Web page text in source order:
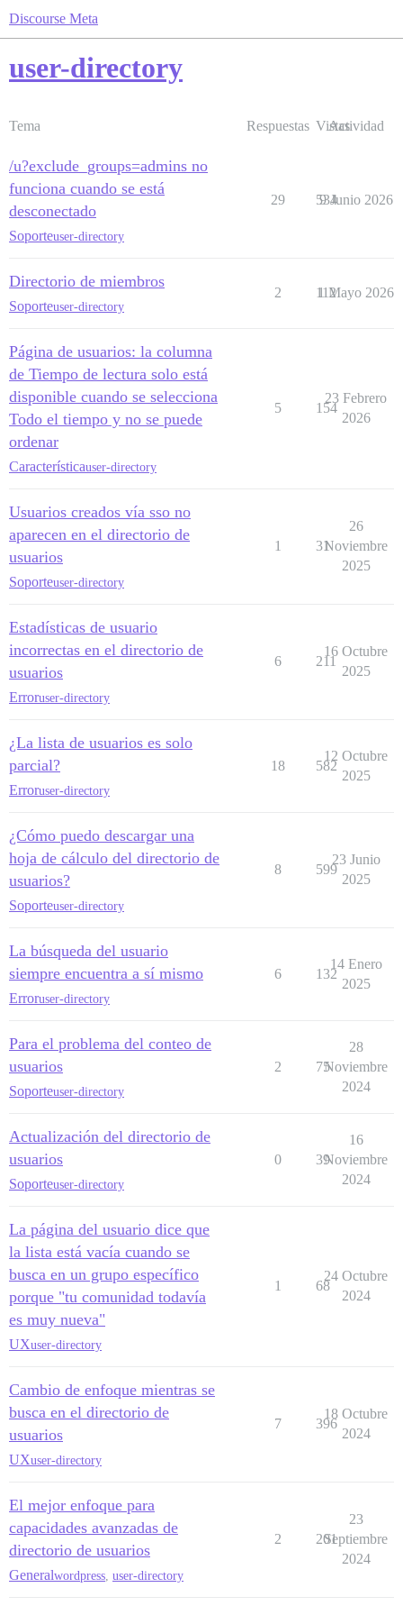
Discourse Meta
user-directory
Tema Respuestas Vistas
Actividad
/u?exclude_groups=admins no
funciona cuando se está
desconectado
Soporteuser-directory
29 534
9 Junio 2026
Directorio de miembros
Soporteuser-directory
2 112
1 Mayo 2026
Página de usuarios: la columna
de Tiempo de lectura solo está
disponible cuando se selecciona
Todo el tiempo y no se puede
ordenar
Característicauser-directory
5 154
23 Febrero
2026
Usuarios creados vía sso no
aparecen en el directorio de
usuarios
Soporteuser-directory
1 31
26
Noviembre
2025
Estadísticas de usuario
incorrectas en el directorio de
usuarios
Erroruser-directory
6 211
16 Octubre
2025
¿La lista de usuarios es solo
parcial?
Erroruser-directory
18 582
12 Octubre
2025
¿Cómo puedo descargar una
hoja de cálculo del directorio de
usuarios?
Soporteuser-directory
8 599
23 Junio
2025
La búsqueda del usuario
siempre encuentra a sí mismo
Erroruser-directory
6 132
14 Enero
2025
Para el problema del conteo de
usuarios
Soporteuser-directory
2 75
28
Noviembre
2024
Actualización del directorio de
usuarios
Soporteuser-directory
0 39
16
Noviembre
2024
La página del usuario dice que
la lista está vacía cuando se
busca en un grupo específico
porque "tu comunidad todavía
es muy nueva"
UXuser-directory
1 68
24 Octubre
2024
Cambio de enfoque mientras se
busca en el directorio de
usuarios
UXuser-directory
7 396
18 Octubre
2024
El mejor enfoque para
capacidades avanzadas de
directorio de usuarios
Generalwordpress user-directory
2 201
23
Septiembre
2024